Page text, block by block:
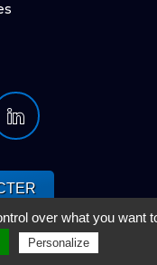
over what you want
Personalize